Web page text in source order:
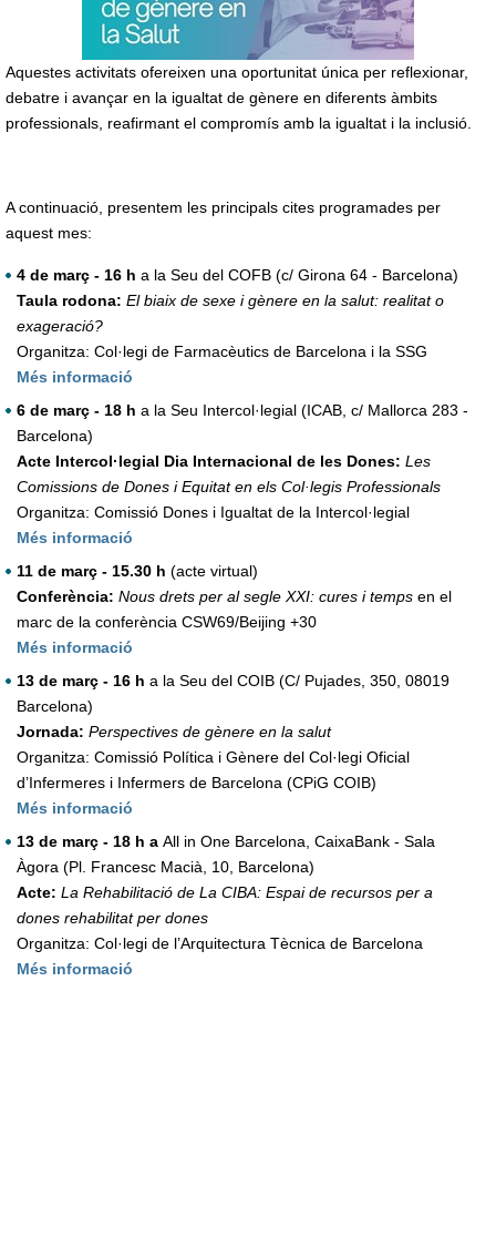
Aquestes activitats ofereixen una oportunitat única per reflexionar,
debatre i avançar en la igualtat de gènere en diferents àmbits
professionals, reafirmant el compromís amb la igualtat i la inclusió.
A continuació, presentem les principals cites programades per
aquest mes:
4 de març - 16 h a la Seu del COFB (c/ Girona 64 - Barcelona)
Taula rodona: El biaix de sexe i gènere en la salut: realitat o
exageració?
Organitza: Col·legi de Farmacèutics de Barcelona i la SSG
Més informació
6 de març - 18 h a la Seu Intercol·legial (ICAB, c/ Mallorca 283 -
Barcelona)
Acte Intercol·legial Dia Internacional de les Dones: Les
Comissions de Dones i Equitat en els Col·legis Professionals
Organitza: Comissió Dones i Igualtat de la Intercol·legial
Més informació
11 de març - 15.30 h (acte virtual)
Conferència: Nous drets per al segle XXI: cures i temps en el
marc de la conferència CSW69/Beijing +30
Més informació
13 de març - 16 h a la Seu del COIB (C/ Pujades, 350, 08019
Barcelona)
Jornada: Perspectives de gènere en la salut
Organitza: Comissió Política i Gènere del Col·legi Oficial
d’Infermeres i Infermers de Barcelona (CPiG COIB)
Més informació
13 de març - 18 h a All in One Barcelona, CaixaBank - Sala
Àgora (Pl. Francesc Macià, 10, Barcelona)
Acte: La Rehabilitació de La CIBA: Espai de recursos per a
dones rehabilitat per dones
Organitza: Col·legi de l’Arquitectura Tècnica de Barcelona
Més informació